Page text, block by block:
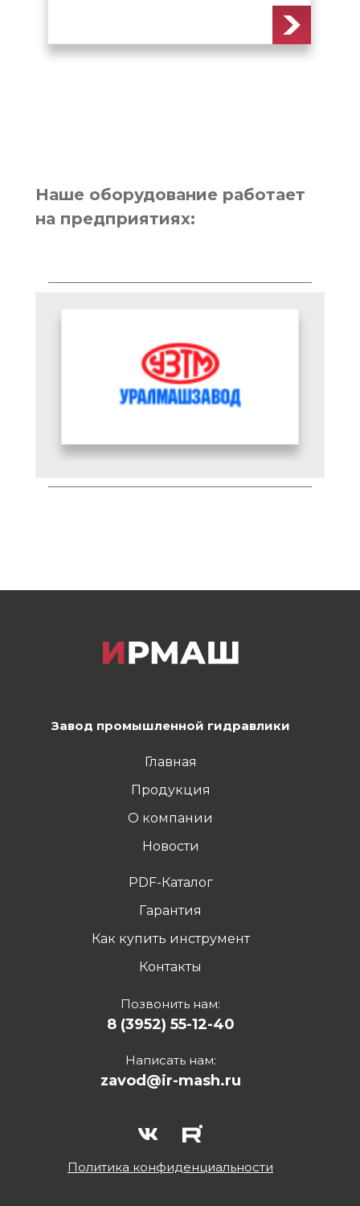
Наше оборудование работает
на предприятиях:
Завод промышленной гидравлики
Главная
Продукция
О компании
Новости
PDF-Каталог
Гарантия
Как купить инструмент
Контакты
Позвонить нам:
8 (3952) 55-12-40
Написать нам:
zavod@ir-mash.ru
Политика конфиденциальности